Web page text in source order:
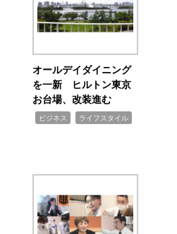
オールデイダイニング
を一新 ヒルトン東京
お台場、改装進む
ビジネス ライフスタイル